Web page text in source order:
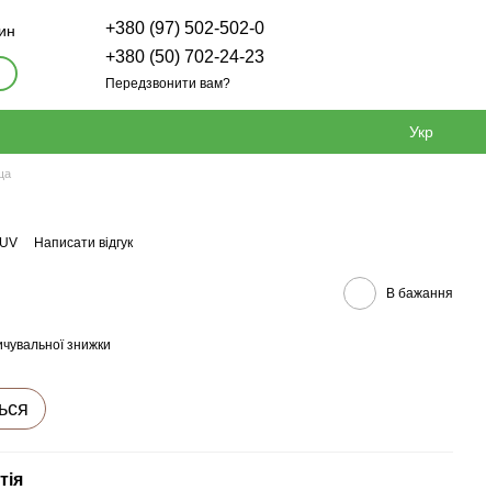
+380 (97) 502-502-0
+380 (50) 702-24-23
Передзвонити вам?
Укр
Написати відгук
В бажання
знижки